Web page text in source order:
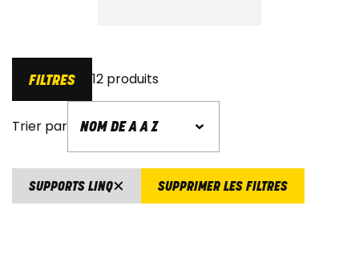
FILTRES 12 produits
Trier par
SUPPORTS LINQ SUPPRIMER LES FILTRES